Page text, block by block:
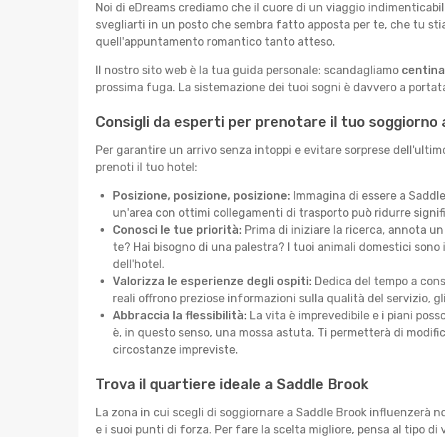
Noi di eDreams crediamo che il cuore di un viaggio
svegliarti in un posto che sembra fatto apposta per te, che tu
quell'appuntamento romantico tanto atteso.
Il nostro sito web è la tua guida personale: scandagliamo
prossima fuga. La sistemazione dei tuoi sogni è davvero a
Consigli da esperti per prenotare il tuo soggiorno
Per garantire un arrivo senza intoppi e evitare sorprese
prenoti il tuo hotel:
Posizione, posizione, posizione: Immagina di essere a
un'area con ottimi collegamenti di trasporto può ridurre
Conosci le tue priorità: Prima di iniziare la ricerca, annota
te? Hai bisogno di una palestra? I tuoi animali domestici
dell'hotel.
Valorizza le esperienze degli ospiti: Dedica del tempo a
reali offrono preziose informazioni sulla qualità del servizio,
Abbraccia la flessibilità: La vita è imprevedibile e i piani
è, in questo senso, una mossa astuta. Ti permetterà di
circostanze impreviste.
Trova il quartiere ideale a Saddle Brook
La zona in cui scegli di soggiornare a Saddle Brook influenzerà
e i suoi punti di forza. Per fare la scelta migliore, pensa al tipo di